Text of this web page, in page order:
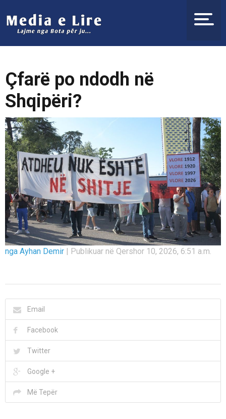
Çfarë po ndodh në
Shqipëri?
nga Ayhan Demir | Publikuar në Qershor 10, 2026, 6:51 a.m.
Email
Facebook
Twitter
Google +
Më Tepër